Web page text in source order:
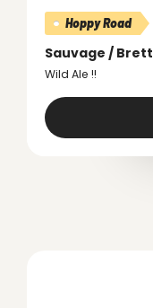
Hoppy Road
Sauvage / Brett
Wild Ale !!